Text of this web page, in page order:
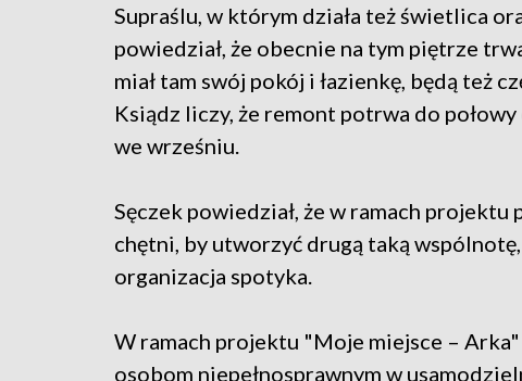
Supraślu, w którym działa też świetlica
powiedział, że obecnie na tym piętrze
miał tam swój pokój i łazienkę, będą też
Ksiądz liczy, że remont potrwa do
we wrześniu.
Sęczek powiedział, że w ramach
chętni, by utworzyć drugą taką
organizacja spotyka.
W ramach projektu "Moje miejsce –
osobom niepełnosprawnym w